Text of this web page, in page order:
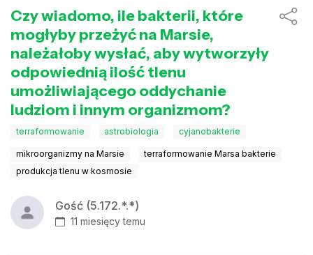
Czy wiadomo, ile bakterii, które
mogłyby przeżyć na Marsie,
należałoby wysłać, aby wytworzyły
odpowiednią ilość tlenu
umożliwiającego oddychanie
ludziom i innym organizmom?
terraformowanie astrobiologia cyjanobakterie
mikroorganizmy na Marsie
terraformowanie Marsa bakterie
produkcja tlenu w kosmosie
Gość (5.172.*.*)
11 miesięcy temu